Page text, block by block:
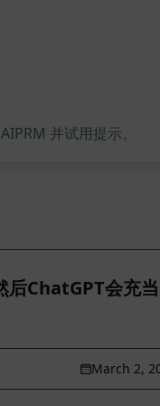
并试用提示。
后ChatGPT会充当
March 2,